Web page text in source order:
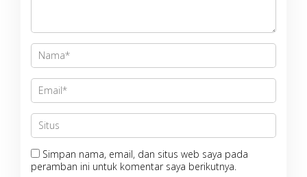
Simpan nama, email, dan situs web saya pada
peramban ini untuk komentar saya berikutnya.